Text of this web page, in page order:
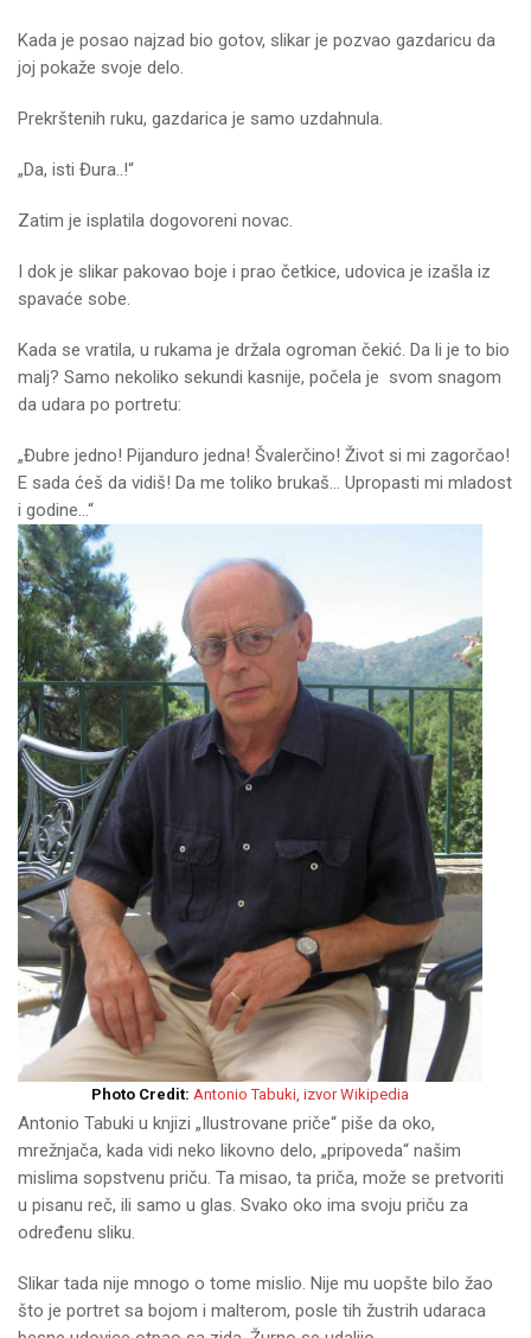
Kada je posao najzad bio gotov, slikar je pozvao gazdaricu da
joj pokaže svoje delo.
Prekrštenih ruku, gazdarica je samo uzdahnula.
„Da, isti Đura..!“
Zatim je isplatila dogovoreni novac.
I dok je slikar pakovao boje i prao četkice, udovica je izašla iz
spavaće sobe.
Kada se vratila, u rukama je držala ogroman čekić. Da li je to bio
malj? Samo nekoliko sekundi kasnije, počela je svom snagom
da udara po portretu:
„Đubre jedno! Pijanduro jedna! Švalerčino! Život si mi zagorčao!
E sada ćeš da vidiš! Da me toliko brukaš… Upropasti mi mladost
i godine…“
Photo Credit: Antonio Tabuki, izvor Wikipedia
Antonio Tabuki u knjizi „Ilustrovane priče“ piše da oko,
mrežnjača, kada vidi neko likovno delo, „pripoveda“ našim
mislima sopstvenu priču. Ta misao, ta priča, može se pretvoriti
u pisanu reč, ili samo u glas. Svako oko ima svoju priču za
određenu sliku.
Slikar tada nije mnogo o tome mislio. Nije mu uopšte bilo žao
što je portret sa bojom i malterom, posle tih žustrih udaraca